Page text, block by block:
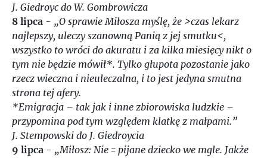
J. Giedroyc do W. Gombrowicza
8 lipca - „O sprawie Miłosza myślę, że >czas lekarz
najlepszy, uleczy szanowną Panią z jej smutku<,
wszystko to wróci do akuratu i za kilka miesięcy nikt o
tym nie będzie mówił*. Tylko głupota pozostanie jako
rzecz wieczna i nieuleczalna, i to jest jedyna smutna
strona tej afery.
*Emigracja – tak jak i inne zbiorowiska ludzkie –
przypomina pod tym względem klatkę z małpami.”
J. Stempowski do J. Giedroycia
9 lipca - „Miłosz: Nie = pijane dziecko we mgle. Jakże